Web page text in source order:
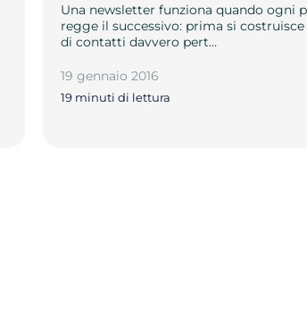
Una newsletter funziona quando ogni
regge il successivo: prima si costruisce
di contatti davvero pert…
19 gennaio 2016
19 minuti di lettura